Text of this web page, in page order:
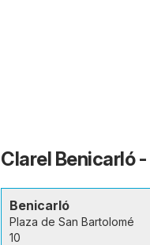
Clarel Benicarló
Benicarló
Plaza de San Bartolomé
10